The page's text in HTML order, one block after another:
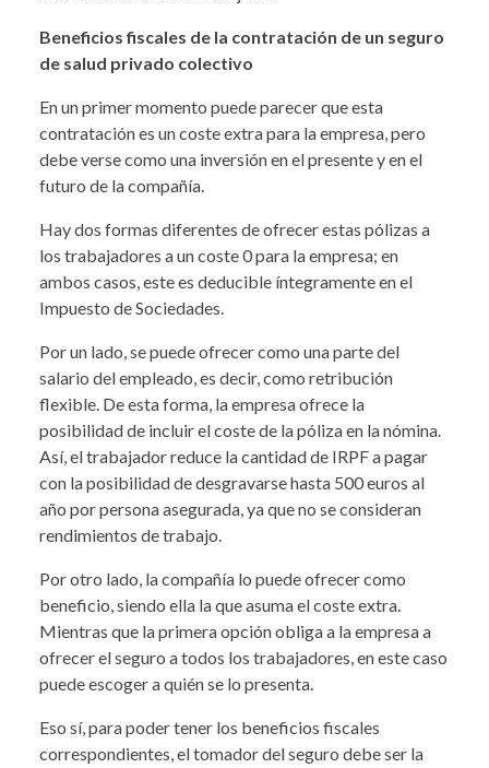
Beneficios fiscales de la contratación de un seguro
de salud privado colectivo
En un primer momento puede parecer que esta
contratación es un coste extra para la empresa, pero
debe verse como una inversión en el presente y en el
futuro de la compañía.
Hay dos formas diferentes de ofrecer estas pólizas a
los trabajadores a un coste 0 para la empresa; en
ambos casos, este es deducible íntegramente en el
Impuesto de Sociedades.
Por un lado, se puede ofrecer como una parte del
salario del empleado, es decir, como retribución
flexible. De esta forma, la empresa ofrece la
posibilidad de incluir el coste de la póliza en la nómina.
Así, el trabajador reduce la cantidad de IRPF a pagar
con la posibilidad de desgravarse hasta 500 euros al
año por persona asegurada, ya que no se consideran
rendimientos de trabajo.
Por otro lado, la compañía lo puede ofrecer como
beneficio, siendo ella la que asuma el coste extra.
Mientras que la primera opción obliga a la empresa a
ofrecer el seguro a todos los trabajadores, en este caso
puede escoger a quién se lo presenta.
Eso sí, para poder tener los beneficios fiscales
correspondientes, el tomador del seguro debe ser la